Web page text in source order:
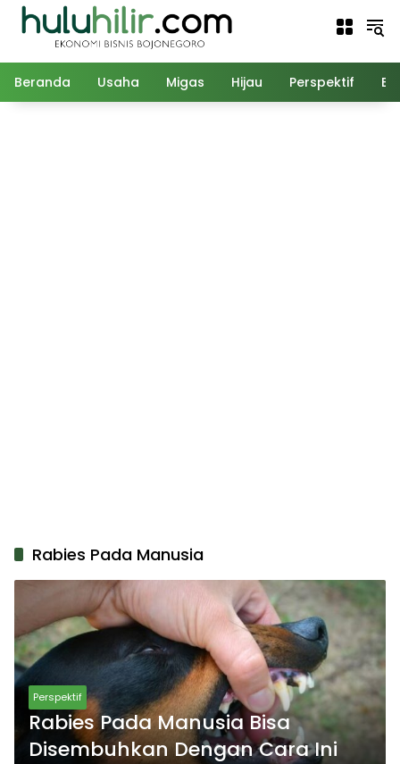
Langsung
Beranda Usaha Migas Hijau Perspektif
Rabies Pada Manusia
Perspektif
Rabies Pada Manusia Bisa
Disembuhkan Dengan Cara Ini